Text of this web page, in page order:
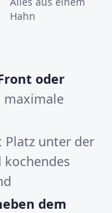
Hahn
oder
unter der
dem